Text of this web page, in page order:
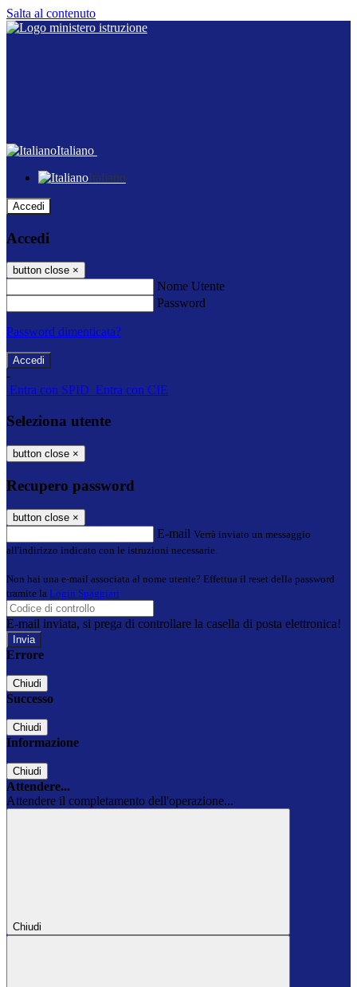
Salta al contenuto
Italiano
Italiano
Accedi
Accedi
button close ×
Nome Utente
Password
Password dimenticata?
-
Entra con SPID Entra con CIE
Seleziona utente
button close ×
Recupero password
button close ×
E-mail Verrà inviato un messaggio
all'indirizzo indicato con le istruzioni necessarie.
Non hai una e-mail associata al nome utente? Effettua il reset della password
tramite la Login Spaggiari
E-mail inviata, si prega di controllare la casella di posta elettronica!
Errore
Chiudi
Successo
Chiudi
Informazione
Chiudi
Attendere...
Attendere il completamento dell'operazione...
Chiudi